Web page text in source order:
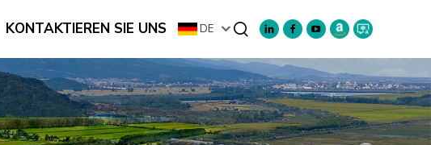
KONTAKTIEREN SIE UNS DE
Suchen